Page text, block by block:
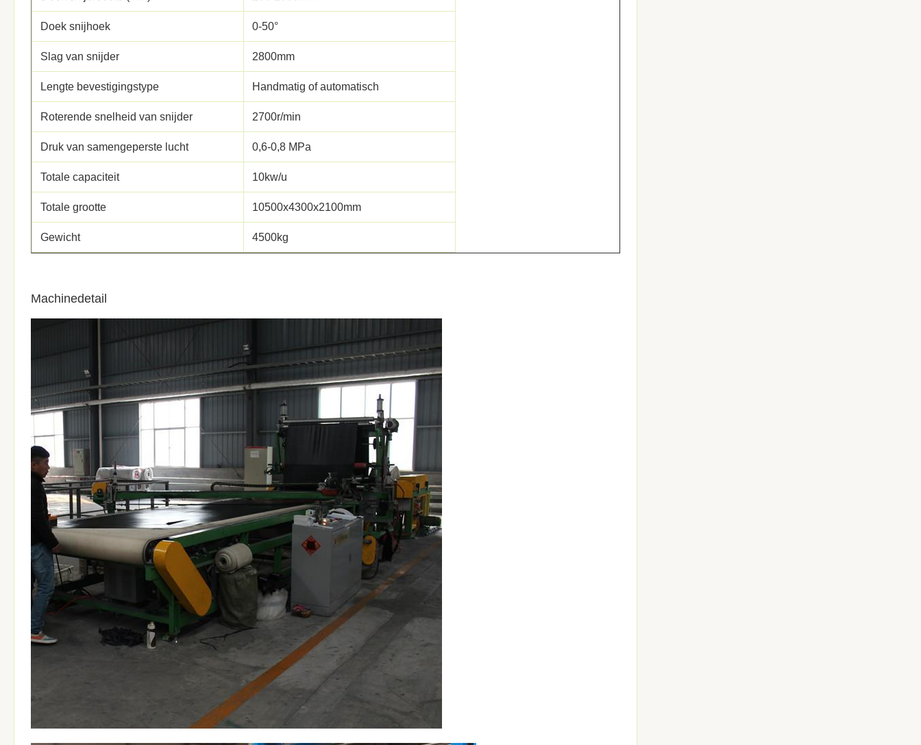
Doek snijhoek 0-50°
Slag van snijder 2800mm
Lengte bevestigingstype Handmatig of automatisch
Roterende snelheid van snijder 2700r/min
Druk van samengeperste lucht 0,6-0,8 MPa
Totale capaciteit 10kw/u
Totale grootte 10500x4300x2100mm
Gewicht 4500kg
Machinedetail